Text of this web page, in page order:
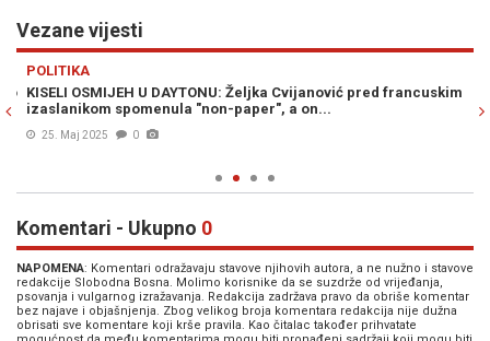
Vezane vijesti
POLITIKA
KISELI OSMIJEH U DAYTONU: Željka Cvijanović pred francuskim
izaslanikom spomenula "non-paper", a on...
25. Maj 2025 0
Komentari - Ukupno 0
NAPOMENA: Komentari odražavaju stavove njihovih autora, a ne nužno i stavove
redakcije Slobodna Bosna. Molimo korisnike da se suzdrže od vrijeđanja,
psovanja i vulgarnog izražavanja. Redakcija zadržava pravo da obriše komentar
bez najave i objašnjenja. Zbog velikog broja komentara redakcija nije dužna
obrisati sve komentare koji krše pravila. Kao čitalac također prihvatate